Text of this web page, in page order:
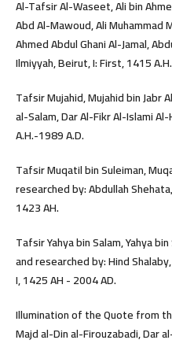
Al-Tafsir Al-Waseet, Ali bin
Abd Al-Mawoud, Ali Muhammad
Ahmed Abdul Ghani Al-Jamal,
Ilmiyyah, Beirut, I: First, 1415
Tafsir Mujahid, Mujahid bin Jabr
al-Salam, Dar Al-Fikr Al-Islami
A.H.-1989 A.D.
Tafsir Muqatil bin Suleiman,
researched by: Abdullah
1423 AH.
Tafsir Yahya bin Salam, Yahya
and researched by: Hind
I, 1425 AH - 2004 AD.
Illumination of the Quote from
Majd al-Din al-Firouzabadi, Dar